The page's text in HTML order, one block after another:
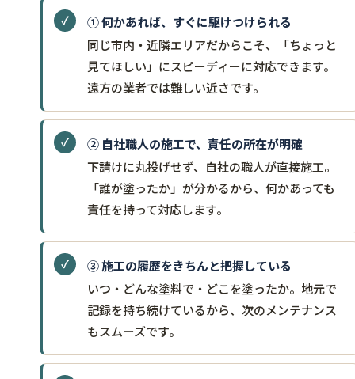
① 何かあれば、すぐに駆けつけられる
同じ市内・近隣エリアだからこそ、「ちょっと
見てほしい」にスピーディーに対応できます。
遠方の業者では難しい近さです。
② 自社職人の施工で、責任の所在が明確
下請けに丸投げせず、自社の職人が直接施工。
「誰が塗ったか」が分かるから、何かあっても
責任を持って対応します。
③ 施工の履歴をきちんと把握している
いつ・どんな塗料で・どこを塗ったか。地元で
記録を持ち続けているから、次のメンテナンス
もスムーズです。